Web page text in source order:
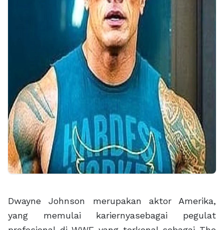
Dwayne Johnson merupakan aktor Amerika,
yang memulai kariernyasebagai pegulat